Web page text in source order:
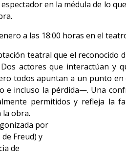
en la médula de lo
a las 18:00 horas en el
teatral que el
actores que interactúan y
todos apuntan a un punto en
incluso la pérdida—. Una
permitidos y refleja la
la obra.
por
Freud) y
de